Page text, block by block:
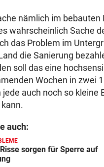
nämlich im bebauten
wahrscheinlich Sache
das Problem im
die Sanierung
soll das eine
Wochen in zwei
jede auch noch so kleine
auch:
sorgen für Sperre auf